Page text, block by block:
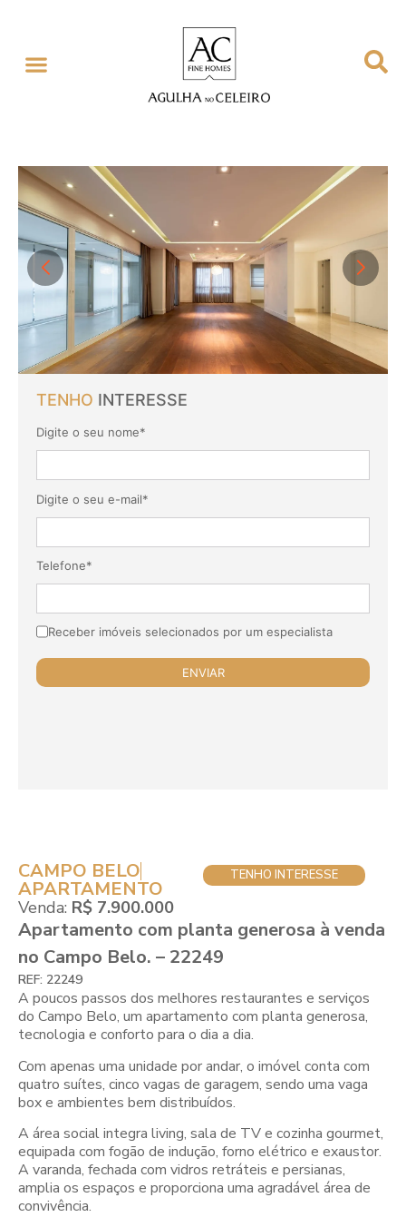
TENHO INTERESSE
Digite o seu nome*
Digite o seu e-mail*
Telefone*
Receber imóveis selecionados por um especialista
CAMPO BELO
APARTAMENTO
Venda: R$ 7.900.000
TENHO INTERESSE
Apartamento com planta generosa à venda
no Campo Belo. – 22249
REF: 22249
A poucos passos dos melhores restaurantes e serviços
do Campo Belo, um apartamento com planta generosa,
tecnologia e conforto para o dia a dia.
Com apenas uma unidade por andar, o imóvel conta com
quatro suítes, cinco vagas de garagem, sendo uma vaga
box e ambientes bem distribuídos.
A área social integra living, sala de TV e cozinha gourmet,
equipada com fogão de indução, forno elétrico e exaustor.
A varanda, fechada com vidros retráteis e persianas,
amplia os espaços e proporciona uma agradável área de
convivência.